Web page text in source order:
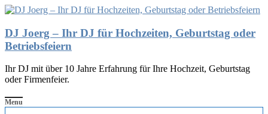
DJ Joerg – Ihr DJ für Hochzeiten, Geburtstag oder
Betriebsfeiern
Ihr DJ mit über 10 Jahre Erfahrung für Ihre Hochzeit, Geburtstag
oder Firmenfeier.
Menu